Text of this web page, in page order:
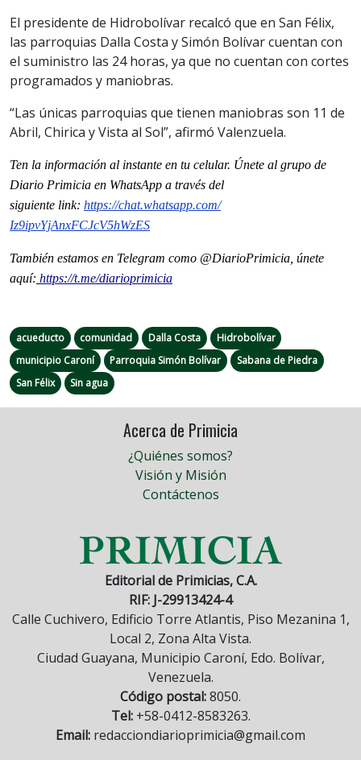
El presidente de Hidrobolívar recalcó que en San Félix,
las parroquias Dalla Costa y Simón Bolívar cuentan con
el suministro las 24 horas, ya que no cuentan con cortes
programados y maniobras.
“Las únicas parroquias que tienen maniobras son 11 de
Abril, Chirica y Vista al Sol”, afirmó Valenzuela.
Ten la información al instante en tu celular. Únete al grupo de
Diario Primicia en WhatsApp a través del
siguiente link: https://chat.whatsapp.com/
Iz9ipvYjAnxFCJcV5hWzES
También estamos en Telegram como @DiarioPrimicia, únete
aquí: https://t.me/diarioprimicia
acueducto comunidad Dalla Costa
Hidrobolívar
municipio Caroní
Parroquia Simón Bolívar
Sabana de Piedra
San Félix
Sin agua
Acerca de Primicia
¿Quiénes somos?
Visión y Misión
Contáctenos
Editorial de Primicias, C.A.
RIF: J-29913424-4
Calle Cuchivero, Edificio Torre Atlantis, Piso Mezanina 1,
Local 2, Zona Alta Vista.
Ciudad Guayana, Municipio Caroní, Edo. Bolívar,
Venezuela.
Código postal:8050.
Tel:+58-0412-8583263.
Email: redacciondiarioprimicia@gmail.com